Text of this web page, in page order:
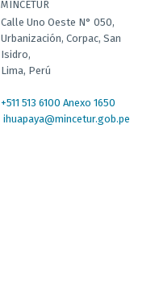
MINCETUR
Calle Uno Oeste N° 050,
Urbanización, Corpac, San
Isidro,
Lima, Perú
+511 513 6100 Anexo 1650
ihuapaya@mincetur.gob.pe